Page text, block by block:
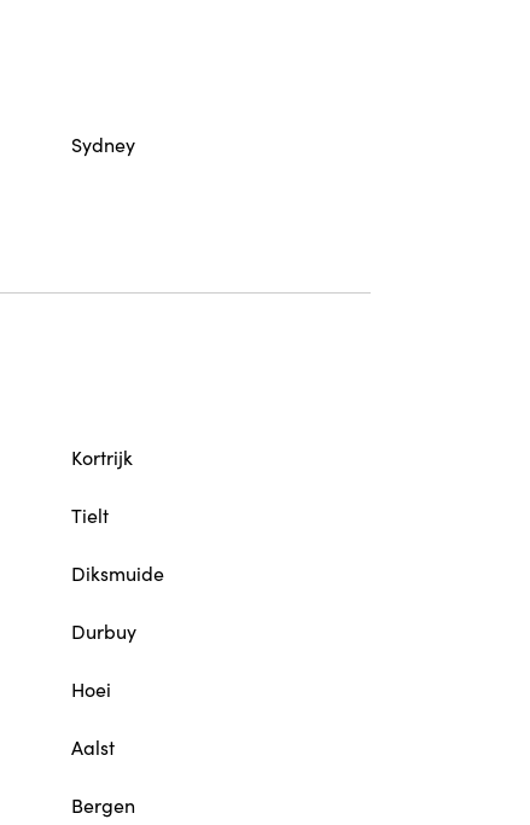
Sydney
Kortrijk
Tielt
Diksmuide
Durbuy
Hoei
Aalst
Bergen